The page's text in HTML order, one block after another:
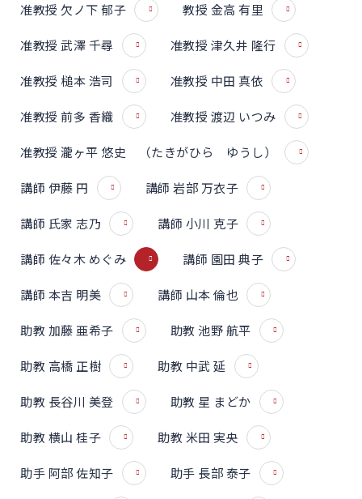
准教授 欠ノ下 郁子 教授 金高 有里
准教授 武澤 千尋 准教授 津久井 隆行
准教授 槌本 浩司 准教授 中田 真依
准教授 前多 香織 准教授 渡辺 いつみ
准教授 瀧ヶ平 悠史 （たきがひら ゆうし）
講師 伊藤 円 講師 岩部 万衣子
講師 氏家 志乃 講師 小川 克子
講師 佐々木 めぐみ 講師 園田 典子
講師 本吉 明美 講師 山本 倫也
助教 加藤 亜希子 助教 池野 航平
助教 高橋 正樹 助教 中武 延
助教 長谷川 美登 助教 星 まどか
助教 横山 桂子 助教 米田 実央
助手 阿部 佐知子 助手 長部 泰子